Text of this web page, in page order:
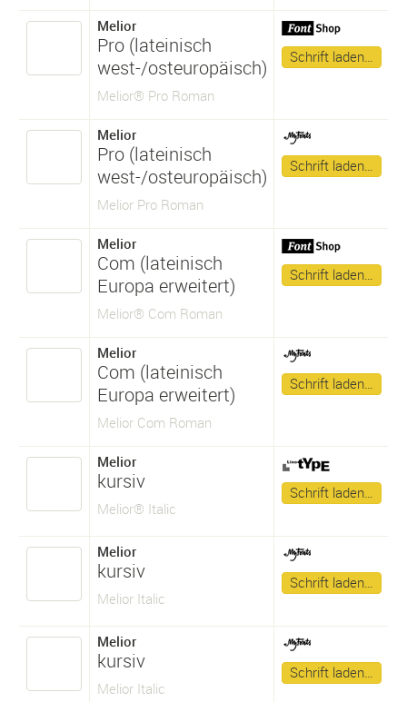
Melior
Pro (lateinisch
west-/osteuropäisch)
Melior® Pro Roman
Schrift laden…
Melior
Pro (lateinisch
west-/osteuropäisch)
Melior Pro Roman
Schrift laden…
Melior
Com (lateinisch
Europa erweitert)
Melior® Com Roman
Schrift laden…
Melior
Com (lateinisch
Europa erweitert)
Melior Com Roman
Schrift laden…
Melior
kursiv
Melior® Italic
Schrift laden…
Melior
kursiv
Melior Italic
Schrift laden…
Melior
kursiv
Melior Italic
Schrift laden…